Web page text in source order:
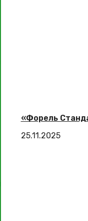
«Форель
25.11.2025